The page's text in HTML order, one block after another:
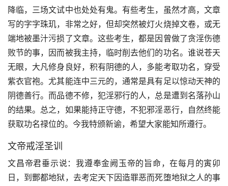
降临，三场文试中也处处有鬼。有些考生，虽然才高，文章
写的字字珠玑，非常之好，但却突然被灯火烧掉文卷，或无
端地被墨汁污损了文章。这些考生，都是因曾做了贪淫伤德
败节的事，因而被我主持，临时削去他们的功名。谁说苍天
无眼，大凡修身良好，积有阴德的人，多能考取功名，穿受
紫衣官袍。尤其能连中三元的，通常是具有足以惊动天神的
阴德善行。而品德不修，犯淫邪行的人，总是遭到名落孙山
的结果。总之，如果能持正守德，不犯邪淫恶行，自然终能
获取功名禄位的。今我特颁新谕，希望大家能知所遵行。
文帝戒淫圣训
文昌帝君垂示说：我遵奉金阙玉帝的旨命，在每月的寅卯
日，到酆都地狱，去考定天下因造罪恶而死堕地狱之人的事